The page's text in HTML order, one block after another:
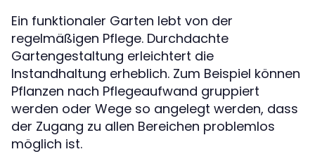
Ein funktionaler Garten lebt von der
regelmäßigen Pflege. Durchdachte
Gartengestaltung erleichtert die
Instandhaltung erheblich. Zum Beispiel können
Pflanzen nach Pflegeaufwand gruppiert
werden oder Wege so angelegt werden, dass
der Zugang zu allen Bereichen problemlos
möglich ist.